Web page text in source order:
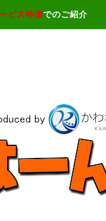
ビス特価でのご紹介